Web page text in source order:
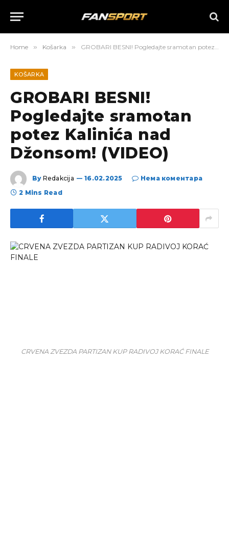
Home » Košarka » GROBARI BESNI! Pogledajte sramotan potez Kalinića nad Džonsom! (VIDEO)
KOŠARKA
GROBARI BESNI!
Pogledajte sramotan
potez Kalinića nad
Džonsom! (VIDEO)
By Redakcija 16.02.2025
Нема коментара
2 Mins Read
CRVENA ZVEZDA PARTIZAN KUP RADIVOJ KORAĆ FINALE